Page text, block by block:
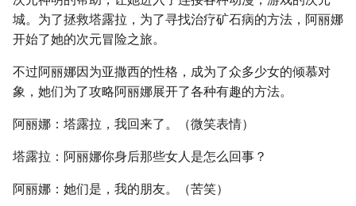
城。为了拯救塔露拉，为了寻找治疗矿石病的方法，阿丽娜
开始了她的次元冒险之旅。
不过阿丽娜因为亚撒西的性格，成为了众多少女的倾慕对
象，她们为了攻略阿丽娜展开了各种有趣的方法。
阿丽娜：塔露拉，我回来了。（微笑表情）
塔露拉：阿丽娜你身后那些女人是怎么回事？
阿丽娜：她们是，我的朋友。（苦笑）